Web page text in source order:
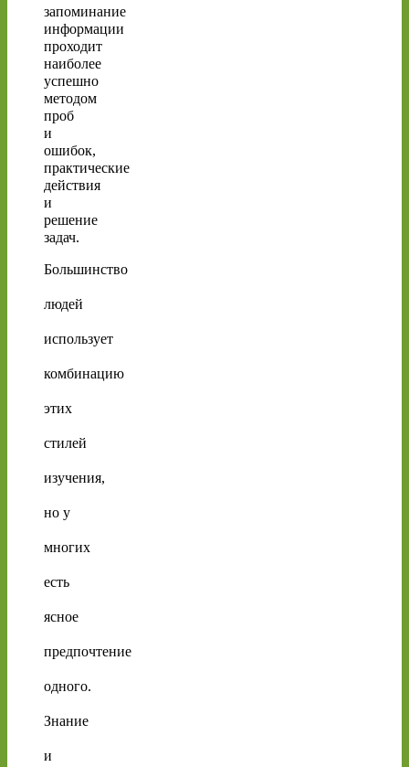
запоминание
информации
проходит
наиболее
успешно
методом
проб
и
ошибок,
практические
действия
и
решение
задач.
Большинство
людей
использует
комбинацию
этих
стилей
изучения,
но у
многих
есть
ясное
предпочтение
одного.
Знание
и